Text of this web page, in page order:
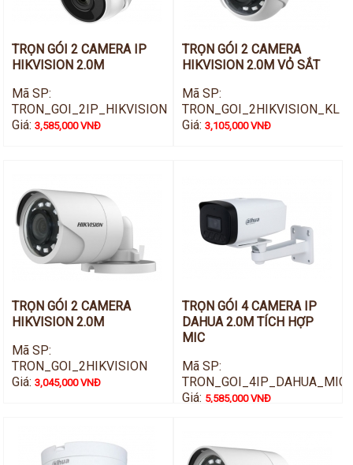
TRỌN GÓI 2 CAMERA IP
HIKVISION 2.0M
Mã SP:
TRON_GOI_2IP_HIKVISION
Giá:3,585,000 VNĐ
TRỌN GÓI 2 CAMERA
HIKVISION 2.0M VỎ SẮT
Mã SP:
TRON_GOI_2HIKVISION_KL
Giá: 3,105,000 VNĐ
TRỌN GÓI 2 CAMERA
HIKVISION 2.0M
Mã SP:
TRON_GOI_2HIKVISION
Giá:3,045,000 VNĐ
TRỌN GÓI 4 CAMERA IP
DAHUA 2.0M TÍCH HỢP
MIC
Mã SP:
TRON_GOI_4IP_DAHUA_MIC
Giá: 5,585,000 VNĐ